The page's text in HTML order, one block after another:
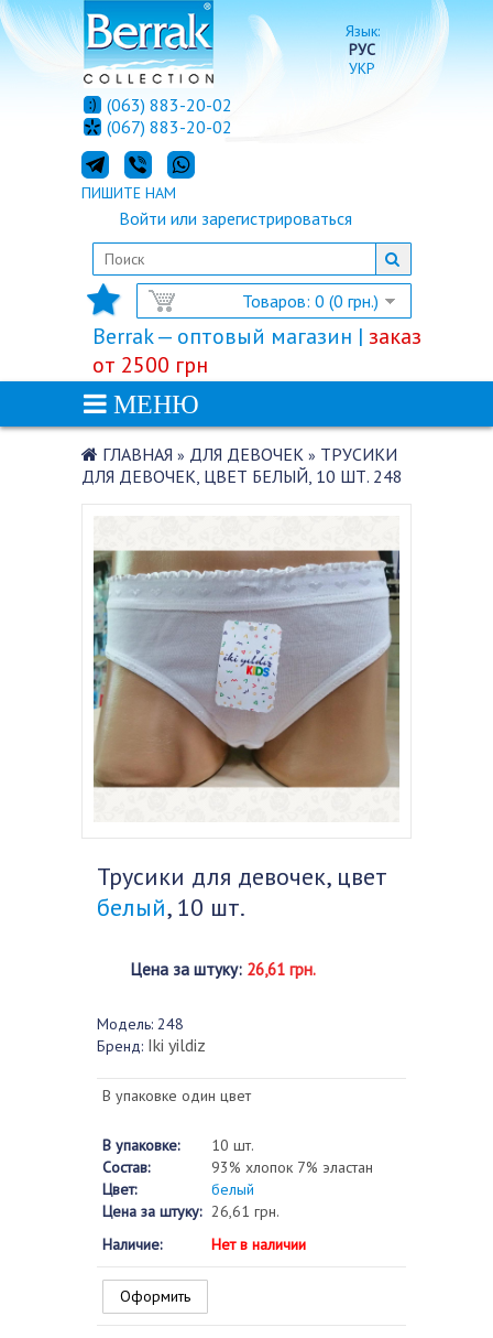
Язык:
РУС
УКР
Товаров: 0 (0 грн.)
Войти или зарегистрироваться
(063) 883-20-02
(067) 883-20-02
ПИШИТЕ НАМ
Berrak — оптовый магазин | заказ
от 2500 грн
МЕНЮ
ГЛАВНАЯ » ДЛЯ ДЕВОЧЕК » ТРУСИКИ
ДЛЯ ДЕВОЧЕК, ЦВЕТ БЕЛЫЙ, 10 ШТ. 248
Трусики для девочек, цвет
белый, 10 шт.
Цена за штуку: 26,61 грн.
Модель: 248
Бренд: Iki yildiz
В упаковке один цвет
В упаковке:
10 шт.
Состав:
93% хлопок 7% эластан
Цвет:
белый
Цена за штуку: 26,61 грн.
Наличие:
Нет в наличии
Оформить